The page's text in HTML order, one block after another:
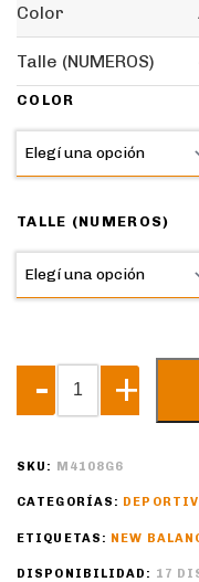
Color
Talle (NUMEROS)
COLOR
TALLE (NUMEROS)
SKU: M4108G6
CATEGORÍAS:
ETIQUETAS: NEW
DISPONIBILIDAD: 17